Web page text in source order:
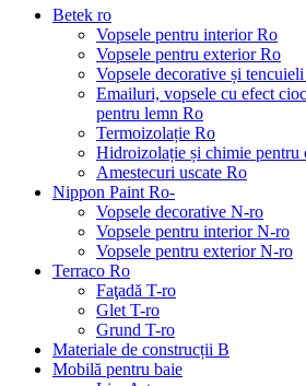
Betek ro
Vopsele pentru interior Ro
Vopsele pentru exterior Ro
Vopsele decorative și
Emailuri, vopsele cu efect
pentru lemn Ro
Termoizolație Ro
Hidroizolație și chimie pentru
Amestecuri uscate Ro
Nippon Paint Ro-
Vopsele decorative N-ro
Vopsele pentru interior N-ro
Vopsele pentru exterior N-ro
Terraco Ro
Faţadă T-ro
Glet T-ro
Grund T-ro
Materiale de construcții B
Mobilă pentru baie